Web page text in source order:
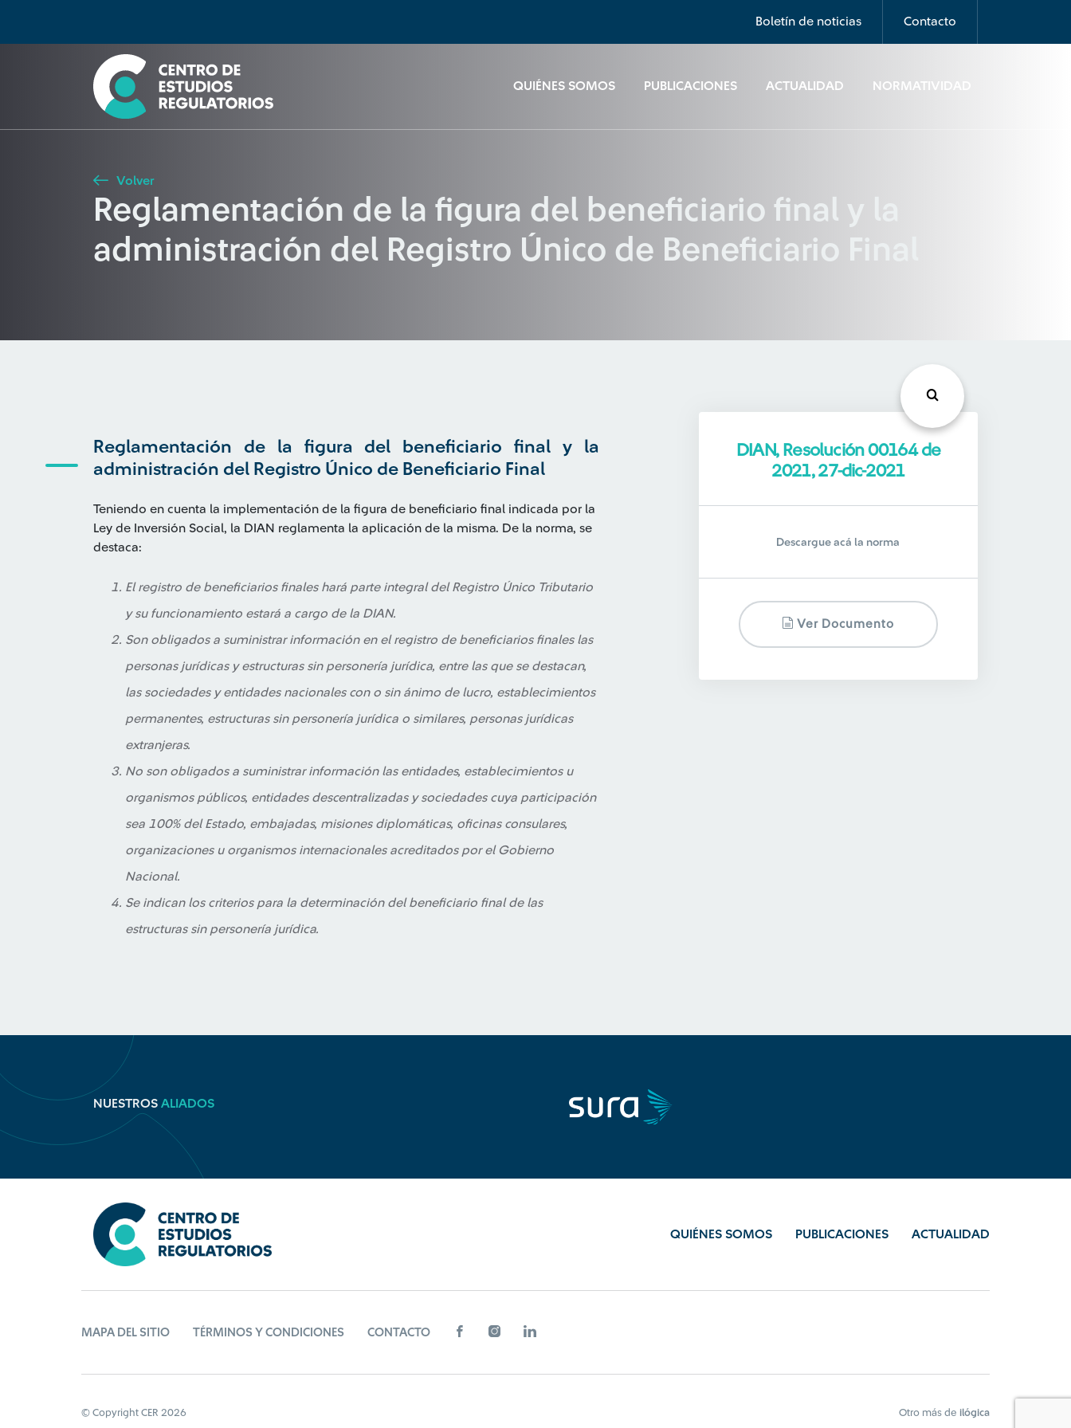
Boletín de noticias Contacto
QUIÉNES SOMOS PUBLICACIONES ACTUALIDAD NORMATIVIDAD
Seleccione país
Buscar
Volver
Reglamentación de la figura del beneficiario final y la
administración del Registro Único de Beneficiario Final
Reglamentación de la figura del beneficiario final y la
administración del Registro Único de Beneficiario Final
Teniendo en cuenta la implementación de la figura de beneficiario final indicada por la
Ley de Inversión Social, la DIAN reglamenta la aplicación de la misma. De la norma, se
destaca:
El registro de beneficiarios finales hará parte integral del Registro Único Tributario
y su funcionamiento estará a cargo de la DIAN.
Son obligados a suministrar información en el registro de beneficiarios finales las
personas jurídicas y estructuras sin personería jurídica, entre las que se destacan,
las sociedades y entidades nacionales con o sin ánimo de lucro, establecimientos
permanentes, estructuras sin personería jurídica o similares, personas jurídicas
extranjeras.
No son obligados a suministrar información las entidades, establecimientos u
organismos públicos, entidades descentralizadas y sociedades cuya participación
sea 100% del Estado, embajadas, misiones diplomáticas, oficinas consulares,
organizaciones u organismos internacionales acreditados por el Gobierno
Nacional.
Se indican los criterios para la determinación del beneficiario final de las
estructuras sin personería jurídica.
DIAN, Resolución 00164 de
2021, 27-dic-2021
Descargue acá la norma
Ver Documento
NUESTROS ALIADOS
QUIÉNES SOMOS PUBLICACIONES ACTUALIDAD
MAPA DEL SITIO TÉRMINOS Y CONDICIONES CONTACTO
© Copyright CER 2026 Otro más de ilógica